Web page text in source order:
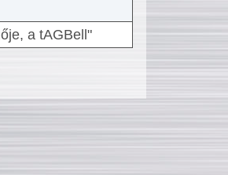
a tAGBell"